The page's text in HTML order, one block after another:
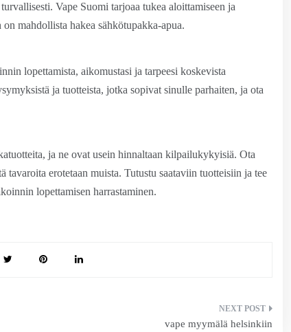
Vape Suomi tarjoaa tukea aloittamiseen ja
mahdollista hakea sähkötupakka-apua.
lopettamista, aikomustasi ja tarpeesi koskevista
ja tuotteista, jotka sopivat sinulle parhaiten, ja ota
ja ne ovat usein hinnaltaan kilpailukykyisiä. Ota
erotetaan muista. Tutustu saataviin tuotteisiin ja tee
lopettamisen harrastaminen.
vape myymälä helsinkiin